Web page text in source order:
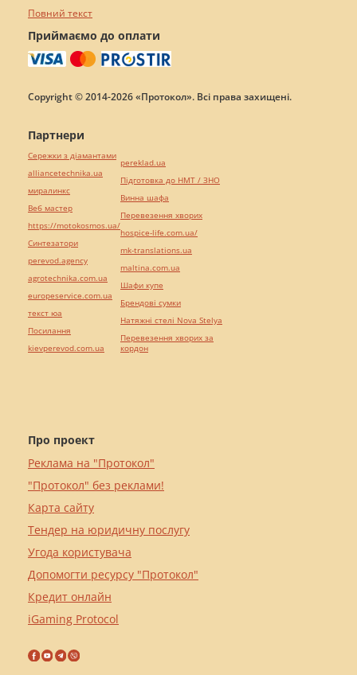
Повний текст
Приймаємо до оплати
Copyright © 2014-2026 «Протокол». Всі права захищені.
Про проект
Реклама на "Протокол"
"Протокол" без реклами!
Карта сайту
Тендер на юридичну послугу
Угода користувача
Допомогти ресурсу "Протокол"
Кредит онлайн
iGaming Protocol
Партнери
Сережки з діамантами
alliancetechnika.ua
миралинкс
Веб мастер
https://motokosmos.ua/
Синтезатори
perevod.agency
agrotechnika.com.ua
europeservice.com.ua
текст юа
Посилання
kievperevod.com.ua
pereklad.ua
Підготовка до НМТ / ЗНО
Винна шафа
Перевезення хворих
hospice-life.com.ua/
mk-translations.ua
maltina.com.ua
Шафи купе
Брендові сумки
Натяжні стелі Nova Stelya
Перевезення хворих за
кордон